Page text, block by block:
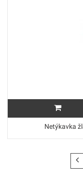
Netýkavka